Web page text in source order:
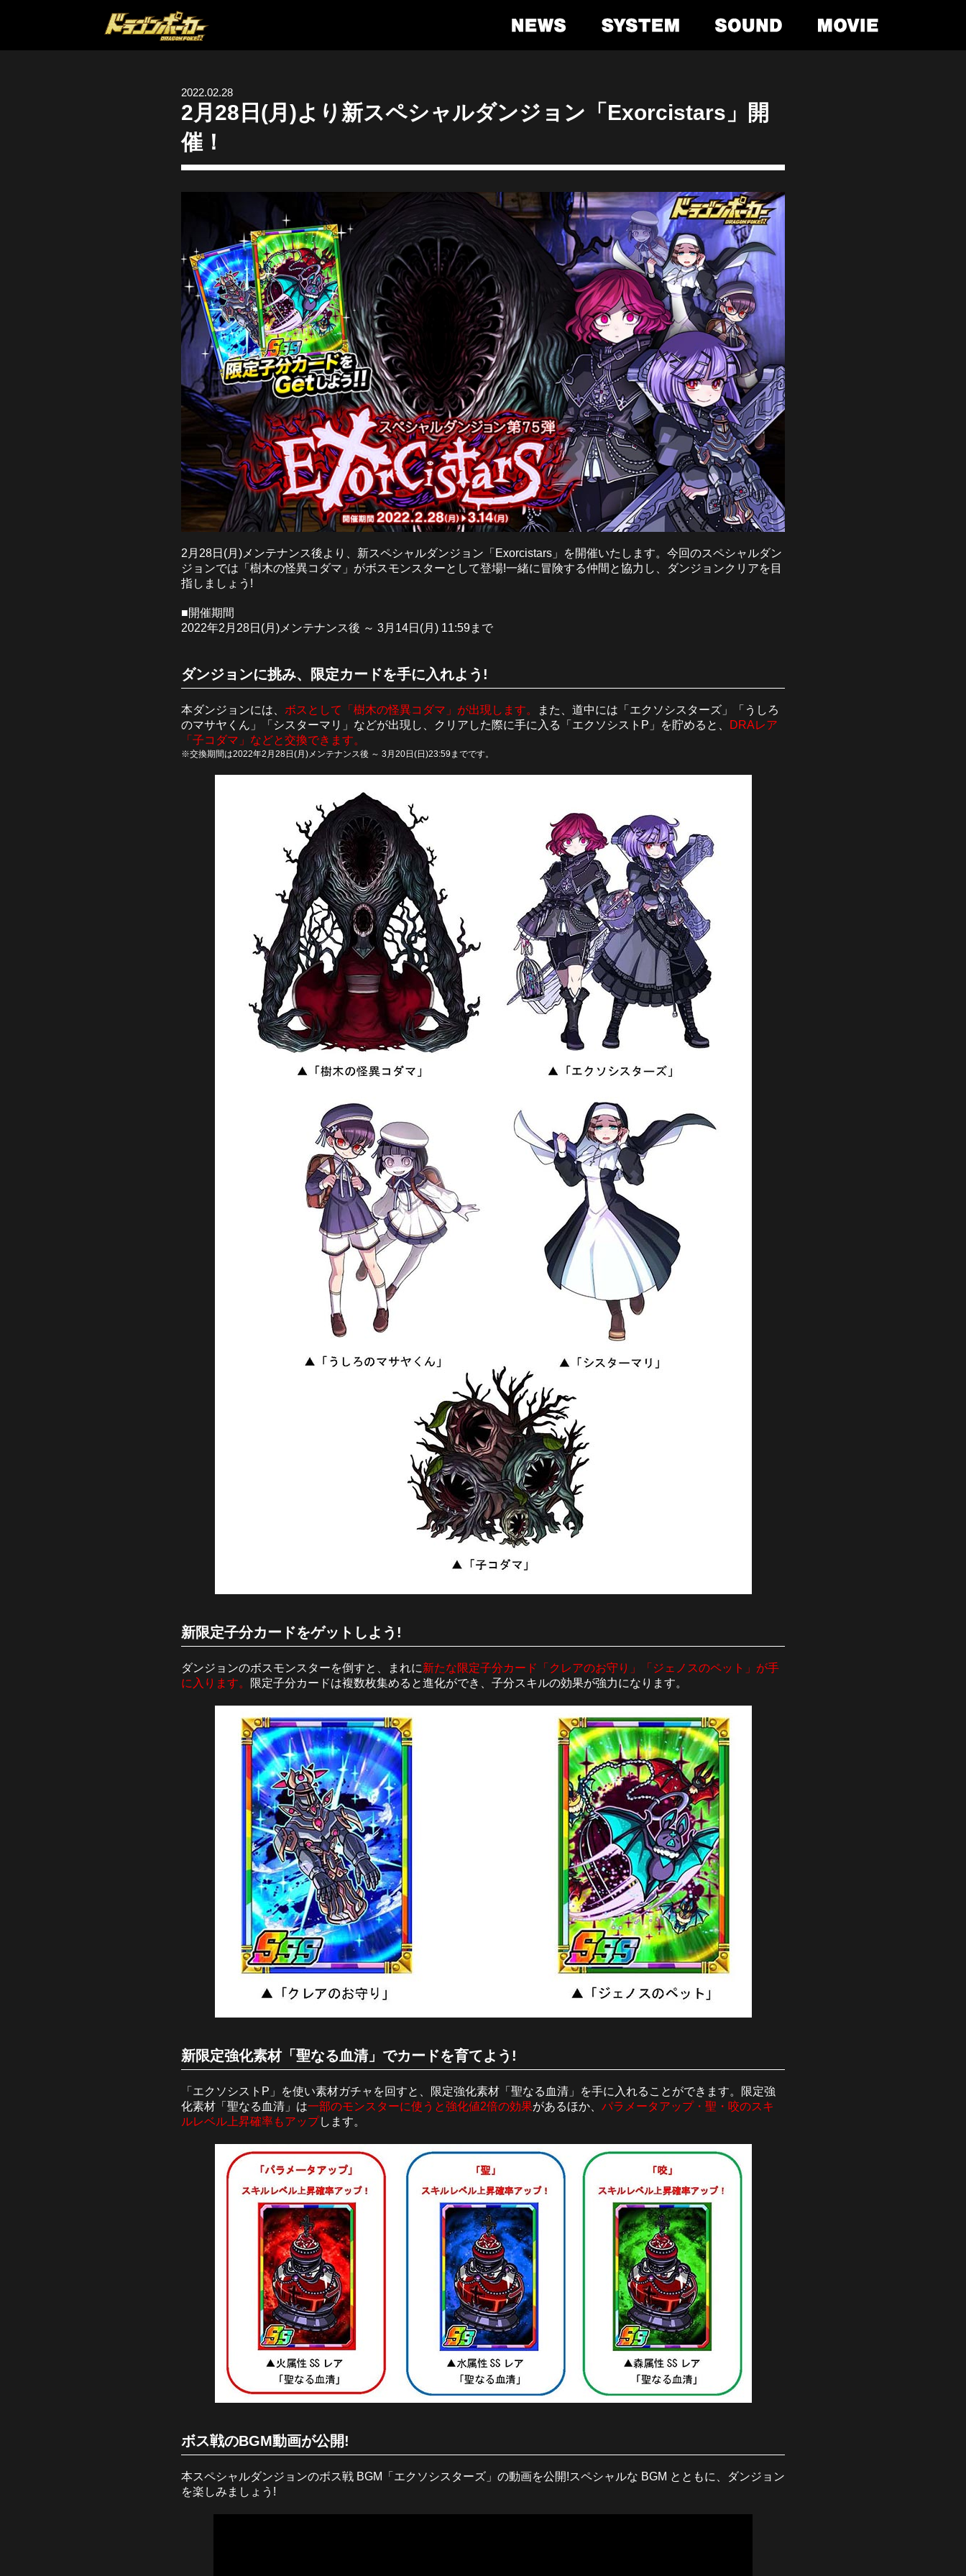
2022.02.28
2月28日(月)より新スペシャルダンジョン「Exorcistars」開
催！
2月28日(月)メンテナンス後より、新スペシャルダンジョン「Exorcistars」を開催いたします。今回のスペシャルダン
ジョンでは「樹木の怪異コダマ」がボスモンスターとして登場!一緒に冒険する仲間と協力し、ダンジョンクリアを目
指しましょう!
■開催期間
2022年2月28日(月)メンテナンス後 ～ 3月14日(月) 11:59まで
ダンジョンに挑み、限定カードを手に入れよう!
本ダンジョンには、 ボスとして「樹木の怪異コダマ」が出現します。
また、道中には「エクソシスターズ」「うしろ
のマサヤくん」「シスターマリ」などが出現し、クリアした際に手に入る「エクソシストP」を貯めると、
DRAレア
「子コダマ」などと交換できます。
※交換期間は2022年2月28日(月)メンテナンス後 ～ 3月20日(日)23:59までです。
新限定子分カードをゲットしよう!
ダンジョンのボスモンスターを倒すと、まれに新たな限定子分カード「クレアのお守り」「ジェノスのペット」が手
に入ります。
限定子分カードは複数枚集めると進化ができ、子分スキルの効果が強力になります。
新限定強化素材「聖なる血清」でカードを育てよう!
「エクソシストP」を使い素材ガチャを回すと、限定強化素材「聖なる血清」を手に入れることができます。限定強
化素材「聖なる血清」は一部のモンスターに使うと強化値2倍の効果があるほか、 パラメータアップ・聖・咬のスキ
ルレベル上昇確率もアップします。
ボス戦のBGM動画が公開!
本スペシャルダンジョンのボス戦 BGM「エクソシスターズ」の動画を公開!スペシャルな BGM とともに、ダンジョン
を楽しみましょう!